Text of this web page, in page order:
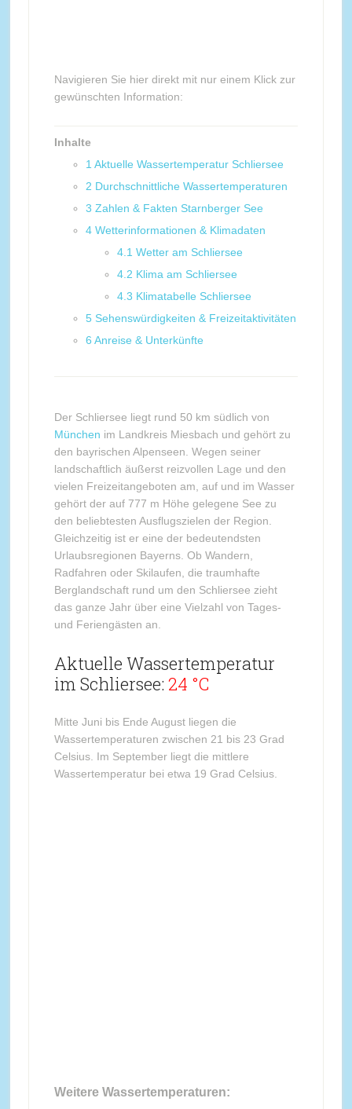
Navigieren Sie hier direkt mit nur einem Klick zur
gewünschten Information:
Inhalte
1 Aktuelle Wassertemperatur Schliersee
2 Durchschnittliche Wassertemperaturen
3 Zahlen & Fakten Starnberger See
4 Wetterinformationen & Klimadaten
4.1 Wetter am Schliersee
4.2 Klima am Schliersee
4.3 Klimatabelle Schliersee
5 Sehenswürdigkeiten & Freizeitaktivitäten
6 Anreise & Unterkünfte
Der Schliersee liegt rund 50 km südlich von
München im Landkreis Miesbach und gehört zu
den bayrischen Alpenseen. Wegen seiner
landschaftlich äußerst reizvollen Lage und den
vielen Freizeitangeboten am, auf und im Wasser
gehört der auf 777 m Höhe gelegene See zu
den beliebtesten Ausflugszielen der Region.
Gleichzeitig ist er eine der bedeutendsten
Urlaubsregionen Bayerns. Ob Wandern,
Radfahren oder Skilaufen, die traumhafte
Berglandschaft rund um den Schliersee zieht
das ganze Jahr über eine Vielzahl von Tages-
und Feriengästen an.
Aktuelle Wassertemperatur
im Schliersee: 24 °C
Mitte Juni bis Ende August liegen die
Wassertemperaturen zwischen 21 bis 23 Grad
Celsius. Im September liegt die mittlere
Wassertemperatur bei etwa 19 Grad Celsius.
Weitere Wassertemperaturen: